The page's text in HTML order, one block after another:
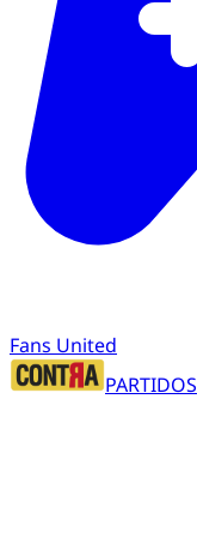
Fans United
PARTIDOS